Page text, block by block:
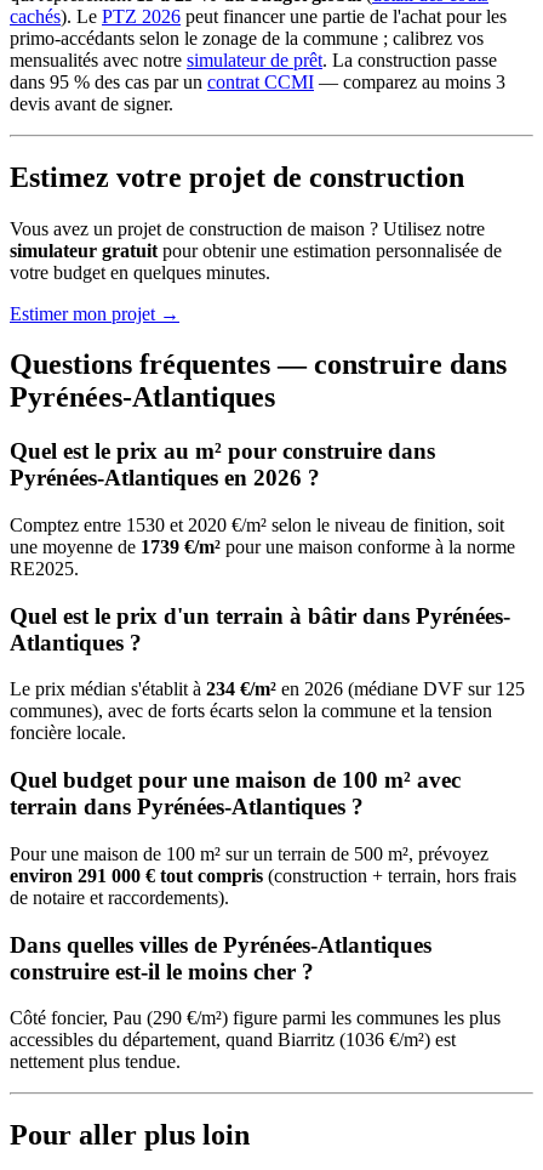
cachés). Le PTZ 2026 peut financer une partie de l'achat pour les
primo-accédants selon le zonage de la commune ; calibrez vos
mensualités avec notre simulateur de prêt. La construction passe
dans 95 % des cas par un contrat CCMI — comparez au moins 3
devis avant de signer.
Estimez votre projet de construction
Vous avez un projet de construction de maison ? Utilisez notre
simulateur gratuit pour obtenir une estimation personnalisée de
votre budget en quelques minutes.
Estimer mon projet →
Questions fréquentes — construire dans
Pyrénées-Atlantiques
Quel est le prix au m² pour construire dans
Pyrénées-Atlantiques en 2026 ?
Comptez entre 1530 et 2020 €/m² selon le niveau de finition, soit
une moyenne de 1739 €/m² pour une maison conforme à la norme
RE2025.
Quel est le prix d'un terrain à bâtir dans Pyrénées-
Atlantiques ?
Le prix médian s'établit à 234 €/m² en 2026 (médiane DVF sur 125
communes), avec de forts écarts selon la commune et la tension
foncière locale.
Quel budget pour une maison de 100 m² avec
terrain dans Pyrénées-Atlantiques ?
Pour une maison de 100 m² sur un terrain de 500 m², prévoyez
environ 291 000 € tout compris (construction + terrain, hors frais
de notaire et raccordements).
Dans quelles villes de Pyrénées-Atlantiques
construire est-il le moins cher ?
Côté foncier, Pau (290 €/m²) figure parmi les communes les plus
accessibles du département, quand Biarritz (1036 €/m²) est
nettement plus tendue.
Pour aller plus loin